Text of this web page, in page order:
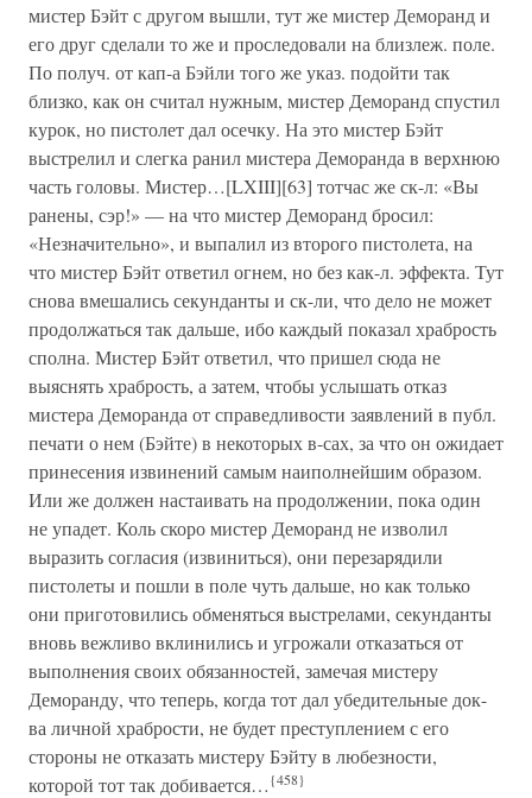
мистер Бэйт с другом вышли, тут же мистер Деморанд и
его друг сделали то же и проследовали на близлеж. поле.
По получ. от кап-а Бэйли того же указ. подойти так
близко, как он считал нужным, мистер Деморанд спустил
курок, но пистолет дал осечку. На это мистер Бэйт
выстрелил и слегка ранил мистера Деморанда в верхнюю
часть головы. Мистер…[LXIII][63] тотчас же ск-л: «Вы
ранены, сэр!» — на что мистер Деморанд бросил:
«Незначительно», и выпалил из второго пистолета, на
что мистер Бэйт ответил огнем, но без как-л. эффекта. Тут
снова вмешались секунданты и ск-ли, что дело не может
продолжаться так дальше, ибо каждый показал храбрость
сполна. Мистер Бэйт ответил, что пришел сюда не
выяснять храбрость, а затем, чтобы услышать отказ
мистера Деморанда от справедливости заявлений в публ.
печати о нем (Бэйте) в некоторых в-сах, за что он ожидает
принесения извинений самым наиполнейшим образом.
Или же должен настаивать на продолжении, пока один
не упадет. Коль скоро мистер Деморанд не изволил
выразить согласия (извиниться), они перезарядили
пистолеты и пошли в поле чуть дальше, но как только
они приготовились обменяться выстрелами, секунданты
вновь вежливо вклинились и угрожали отказаться от
выполнения своих обязанностей, замечая мистеру
Деморанду, что теперь, когда тот дал убедительные док-
ва личной храбрости, не будет преступлением с его
стороны не отказать мистеру Бэйту в любезности,
которой тот так добивается…{458}